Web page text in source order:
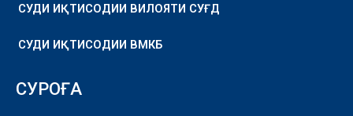
СУДИ ИҚТИСОДИИ ВИЛОЯТИ СУҒД
СУДИ ИҚТИСОДИИ ВМКБ
СУРОҒА